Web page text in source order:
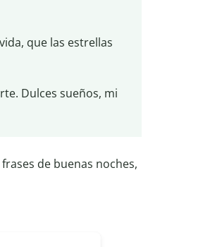
que las estrellas
Dulces sueños, mi
de buenas noches,